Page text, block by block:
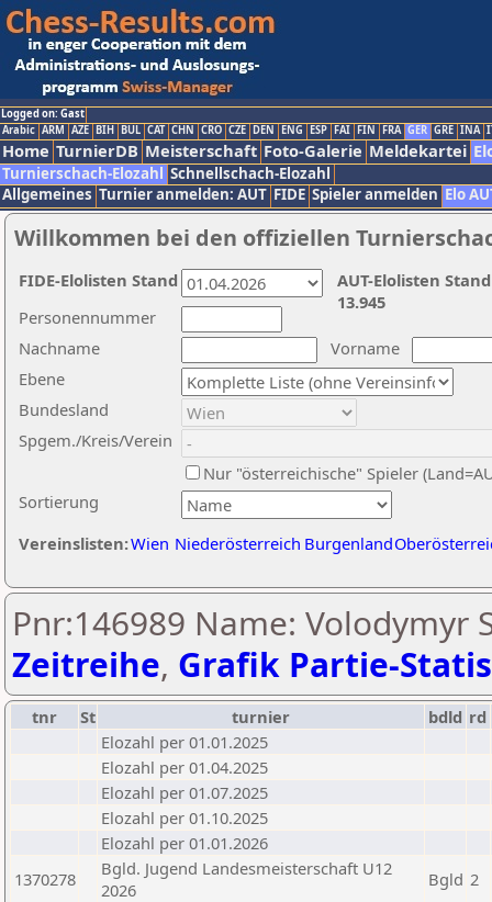
Logged on: Gast
Arabic ARM AZE BIH BUL CAT CHN CRO CZE DEN ENG ESP FAI FIN FRA GER GRE INA
Home TurnierDB Meisterschaft Foto-Galerie Meldekartei
Turnierschach-Elozahl Schnellschach-Elozahl
Allgemeines Turnier anmelden: AUT FIDE Spieler anmelden Elo
Willkommen bei den offiziellen
Nachname
Vorname
Ebene
Sortierung
Personennummer
Bundesland
Spgem./Kreis/Verein
Nur "österreichische" Spieler
Vereinslisten:Wien Niederösterreich Burgenland
AUT-Elolisten
13.945
FIDE-Elolisten Stand
Pnr:146989 Name: Volodymyr
Zeitreihe, Grafik Partie-
tnr St turnier bdld rd
Elozahl per 01.01.2025
Elozahl per 01.04.2025
Elozahl per 01.07.2025
Elozahl per 01.10.2025
Elozahl per 01.01.2026
1370278
Bgld. Jugend Landesmeisterschaft U12
2026
Bgld 2